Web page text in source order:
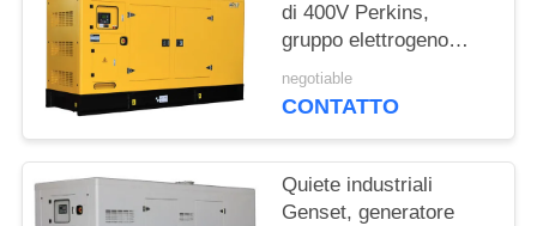
di 400V Perkins,
gruppo elettrogeno
elettrico diesel
negotiable
CONTATTO
Quiete industriali
Genset, generatore